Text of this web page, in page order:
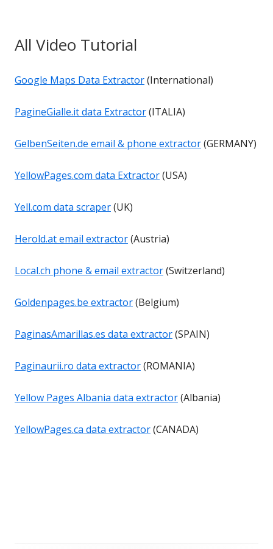
All Video Tutorial
Google Maps Data Extractor(International)
PagineGialle.it data Extractor(ITALIA)
GelbenSeiten.de email & phone extractor(GERMANY)
YellowPages.com data Extractor(USA)
Yell.com data scraper(UK)
Herold.at email extractor(Austria)
Local.ch phone & email extractor(Switzerland)
Goldenpages.be extractor(Belgium)
PaginasAmarillas.es data extractor(SPAIN)
Paginaurii.ro data extractor(ROMANIA)
Yellow Pages Albania data extractor(Albania)
YellowPages.ca data extractor(CANADA)